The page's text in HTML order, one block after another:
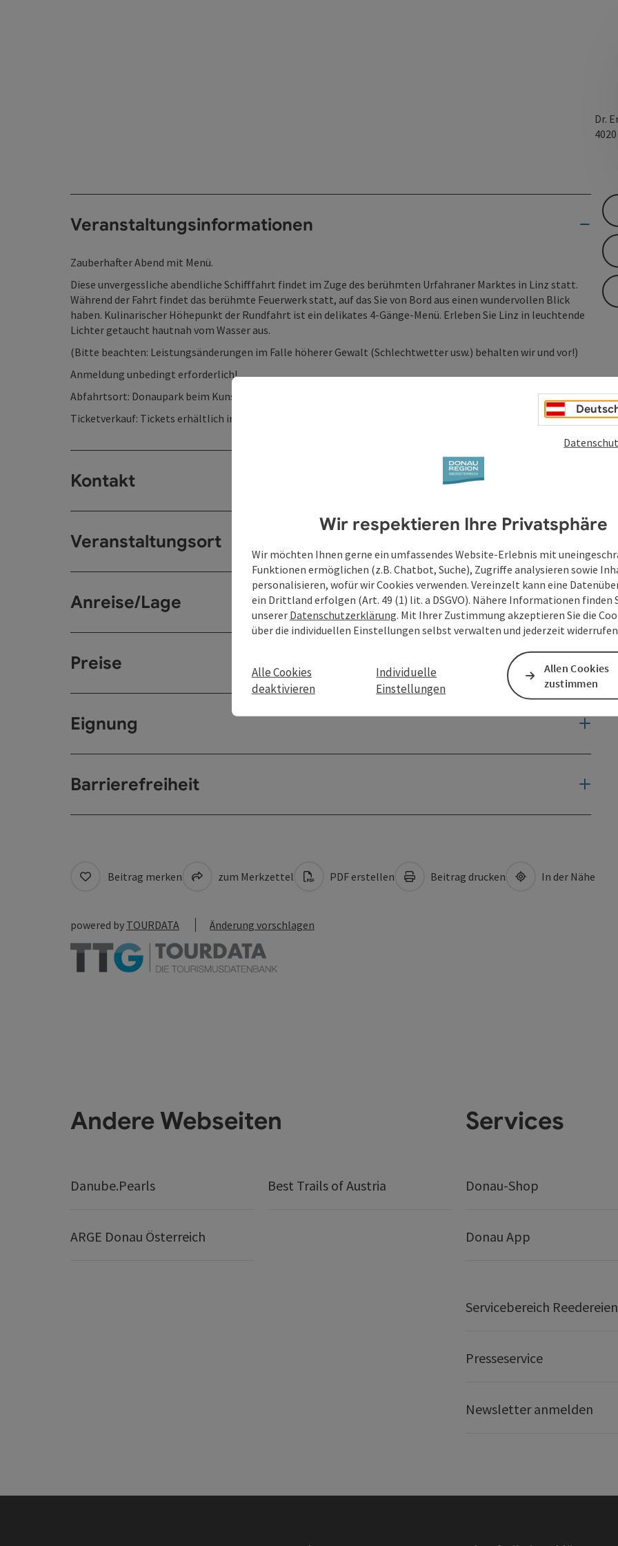
Dr.
4020
Veranstaltungsinformationen
Zauberhafter Abend mit Menü.
Diese unvergessliche abendliche Schifffahrt findet im Zuge des berühmten Urfahraner Marktes in Linz statt.
Während der Fahrt findet das berühmte Feuerwerk statt, auf das Sie von Bord aus einen wundervollen Blick
haben. Kulinarischer Höhepunkt der Rundfahrt ist ein delikates 4-Gänge-Menü. Erleben Sie Linz in leuchtende
Lichter getaucht hautnah vom Wasser aus.
(Bitte beachten: Leistungsänderungen im Falle höherer Gewalt (Schlechtwetter usw.) behalten wir und vor!)
Anmeldung unbedingt erforderlich!
Abfahrtsort: Donaupark beim Kunstmuseum Lentos, Anlegestelle Wurm & Noé in Linz
Ticketverkauf: Tickets erhältlich im Webshop auf
Kontakt
Veranstaltungsort
Anreise/Lage
Preise
Eignung
Barrierefreiheit
Beitrag merken zum Merkzettel PDF erstellen Beitrag drucken In der Nähe
powered by TOURDATA Änderung vorschlagen
Andere Webseiten
Danube.Pearls Best Trails of Austria
ARGE Donau Österreich
Services
Donau-Shop
Donau App
Servicebereich Reedereien
Presseservice
Newsletter anmelden
Wir respektieren Ihre Privatsphäre
Wir möchten Ihnen gerne ein umfassendes Website-Erlebnis mit
Funktionen ermöglichen (z.B. Chatbot, Suche), Zugriffe analysieren sowie
personalisieren, wofür wir Cookies verwenden. Vereinzelt kann eine
ein Drittland erfolgen (Art. 49 (1) lit. a DSGVO). Nähere Informationen finden
unserer Datenschutzerklärung. Mit Ihrer Zustimmung akzeptieren Sie die
über die individuellen Einstellungen selbst verwalten und jederzeit
Alle Cookies
deaktivieren
Individuelle
Einstellungen
Allen Cookies
zustimmen